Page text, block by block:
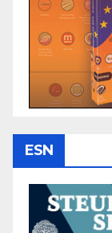
ESN